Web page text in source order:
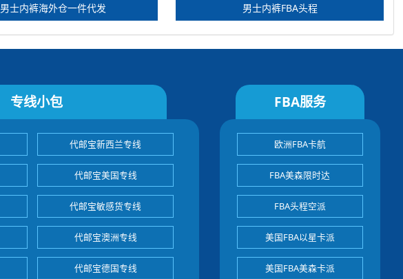
男士内裤海外仓一件代发 男士内裤FBA头程
专线小包
代邮宝新西兰专线
代邮宝美国专线
代邮宝敏感货专线
代邮宝澳洲专线
代邮宝德国专线
FBA服务
欧洲FBA卡航
FBA美森限时达
FBA头程空派
美国FBA以星卡派
美国FBA美森卡派